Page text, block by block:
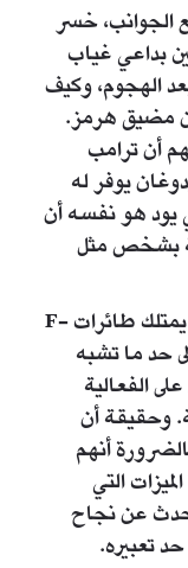
الجوانب، خسر
بداعي غياب
الهجوم، وكيف
مضيق هرمز.
أن ترامب
يوفر له
يود هو نفسه أن
بشخص مثل
ورأى المحلل السياسي الإسرائيلي أن "من يمتلك طائرات F-
حد ما تشبه
الفعالية
وحقيقة أن
أنهم
التي
عن نجاح
تعبيره.